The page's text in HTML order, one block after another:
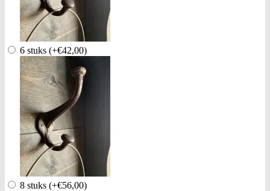
6 stuks (+€42,00)
8 stuks (+€56,00)